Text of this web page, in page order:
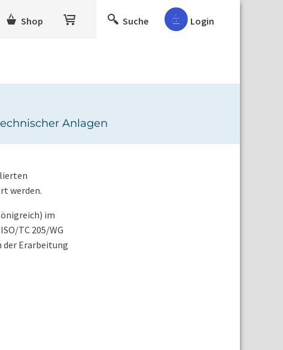
Shop Suche Login
Anlagen
werden.
im
TC 205/WG
der Erarbeitung